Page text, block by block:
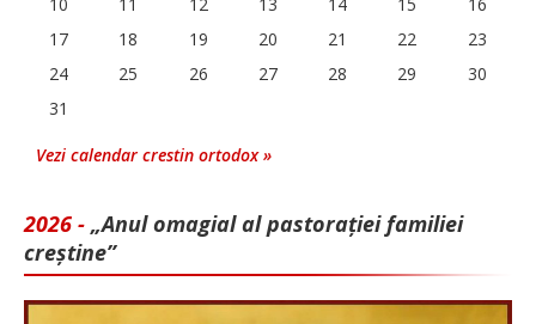
17
18 19 20 21 22
23
24
25 26 27 28 29
30
31
Vezi calendar crestin ortodox »
2026 - „Anul omagial al pastorației familiei
creștine”